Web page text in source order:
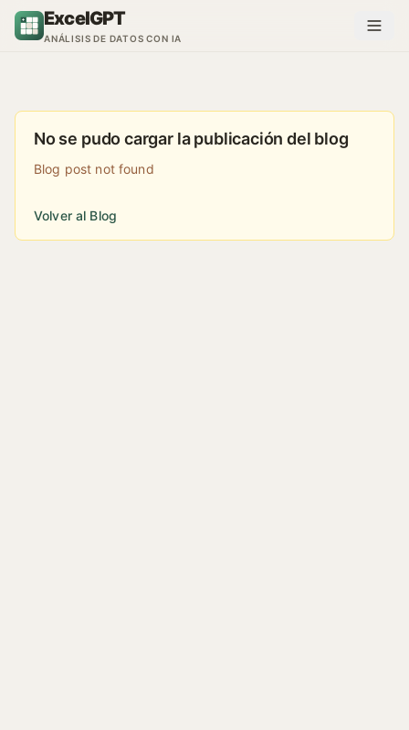
Saltar al contenido
ExcelGPT
ANÁLISIS DE DATOS CON IA
No se pudo cargar la publicación del blog
Blog post not found
Volver al Blog